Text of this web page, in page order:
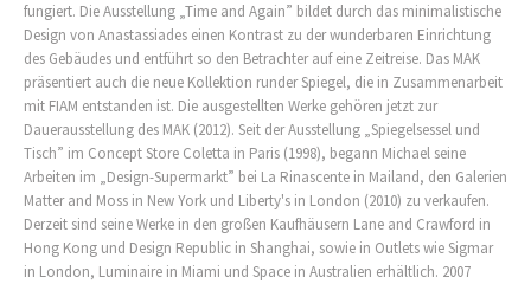
fungiert. Die Ausstellung „Time and Again” bildet durch das minimalistische
Design von Anastassiades einen Kontrast zu der wunderbaren Einrichtung
des Gebäudes und entführt so den Betrachter auf eine Zeitreise. Das MAK
präsentiert auch die neue Kollektion runder Spiegel, die in Zusammenarbeit
mit FIAM entstanden ist. Die ausgestellten Werke gehören jetzt zur
Dauerausstellung des MAK (2012). Seit der Ausstellung „Spiegelsessel und
Tisch” im Concept Store Coletta in Paris (1998), begann Michael seine
Arbeiten im „Design-Supermarkt” bei La Rinascente in Mailand, den Galerien
Matter and Moss in New York und Liberty's in London (2010) zu verkaufen.
Derzeit sind seine Werke in den großen Kaufhäusern Lane and Crawford in
Hong Kong und Design Republic in Shanghai, sowie in Outlets wie Sigmar
in London, Luminaire in Miami und Space in Australien erhältlich. 2007